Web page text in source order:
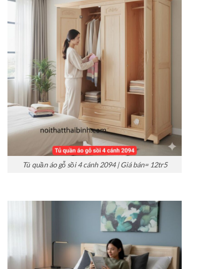
Tủ quần áo gỗ sồi 4 cánh 2094 | Giá bán= 12tr5